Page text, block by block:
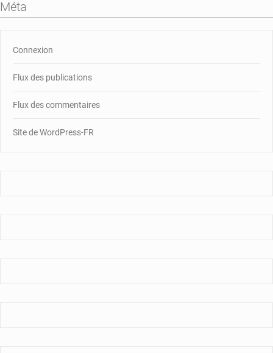
Méta
Connexion
Flux des publications
Flux des commentaires
Site de WordPress-FR